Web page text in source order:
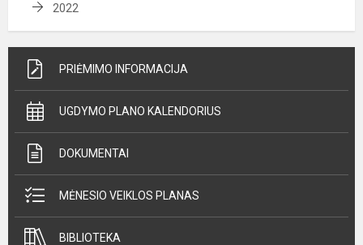
2022
PRIĖMIMO INFORMACIJA
UGDYMO PLANO KALENDORIUS
DOKUMENTAI
MĖNESIO VEIKLOS PLANAS
BIBLIOTEKA